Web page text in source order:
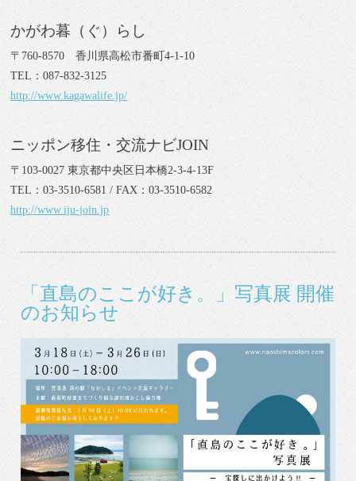
かがわ暮（ぐ）らし
〒760-8570 香川県高松市番町4-1-10
TEL：087-832-3125
http://www.kagawalife.jp/
ニッポン移住・交流ナビJOIN
〒103-0027 東京都中央区日本橋2-3-4-13F
TEL：03-3510-6581 / FAX：03-3510-6582
http://www.iju-join.jp
「直島のここが好き。」写真展 開催
のお知らせ